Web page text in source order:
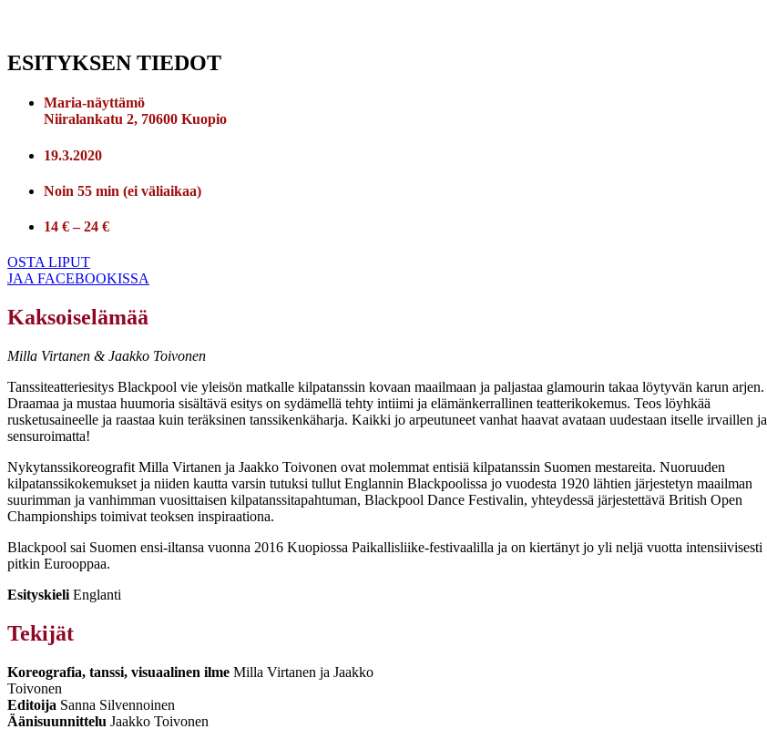
ESITYKSEN TIEDOT
Maria-näyttämö
Niiralankatu 2, 70600 Kuopio
19.3.2020
Noin 55 min (ei väliaikaa)
14 € – 24 €
OSTA LIPUT
JAA FACEBOOKISSA
Kaksoiselämää
Milla Virtanen & Jaakko Toivonen
Tanssiteatteriesitys Blackpool vie yleisön matkalle kilpatanssin kovaan maailmaan ja paljastaa glamourin takaa löytyvän karun arjen.
Draamaa ja mustaa huumoria sisältävä esitys on sydämellä tehty intiimi ja elämänkerrallinen teatterikokemus. Teos löyhkää
rusketusaineelle ja raastaa kuin teräksinen tanssikenkäharja. Kaikki jo arpeutuneet vanhat haavat avataan uudestaan itselle irvaillen ja
sensuroimatta!
Nykytanssikoreografit Milla Virtanen ja Jaakko Toivonen ovat molemmat entisiä kilpatanssin Suomen mestareita. Nuoruuden
kilpatanssikokemukset ja niiden kautta varsin tutuksi tullut Englannin Blackpoolissa jo vuodesta 1920 lähtien järjestetyn maailman
suurimman ja vanhimman vuosittaisen kilpatanssitapahtuman, Blackpool Dance Festivalin, yhteydessä järjestettävä British Open
Championships toimivat teoksen inspiraationa.
Blackpool sai Suomen ensi-iltansa vuonna 2016 Kuopiossa Paikallisliike-festivaalilla ja on kiertänyt jo yli neljä vuotta intensiivisesti
pitkin Eurooppaa.
Esityskieli Englanti
Tekijät
Koreografia, tanssi, visuaalinen ilme Milla Virtanen ja Jaakko
Toivonen
Editoija Sanna Silvennoinen
Äänisuunnittelu Jaakko Toivonen